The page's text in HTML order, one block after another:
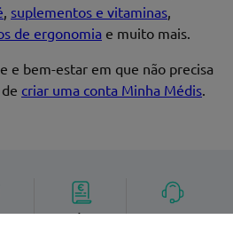
, suplementos e vitaminas,
de ergonomia e muito mais.
e bem-estar em que não precisa
criar uma conta Minha Médis.
Condições